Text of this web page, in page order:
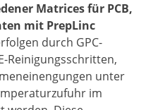
Matrices für PCB,
mit PrepLinc
durch GPC-
Reinigungsschritten,
unter
im